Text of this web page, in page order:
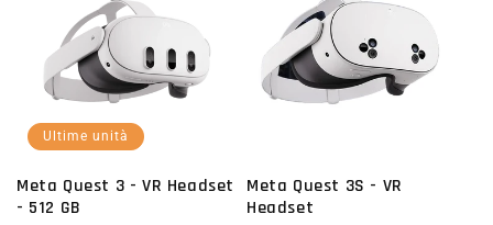
Ultime unità
Meta Quest 3 - VR Headset
- 512 GB
Meta Quest 3S - VR
Headset